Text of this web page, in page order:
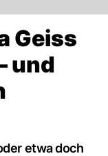
Geiss
und
etwa doch